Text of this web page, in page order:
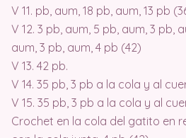
V 11. pb, aum, 18 pb, aum, 13 pb
V 12. 3 pb, aum, 5 pb, aum, 3 pb,
aum, 3 pb, aum, 4 pb (42)
V 13. 42 pb.
V 14. 35 pb, 3 pb a la cola y al
V 15. 35 pb, 3 pb a la cola y al
Crochet en la cola del gatito en